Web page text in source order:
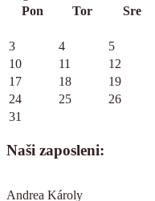
Pon
Tor Sre
3
4 5
10
11 12
17
18 19
24
25 26
31
Naši zaposleni:
Andrea Károly